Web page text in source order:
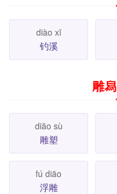
diào xī
钓溪
雕舄
diāo sù
雕塑
fú diāo
浮雕